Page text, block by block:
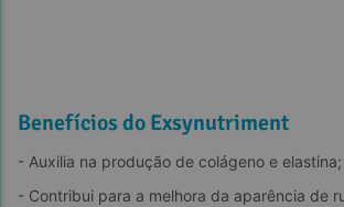
Benefícios do Exsynutriment
- Auxilia na produção de colágeno e elastina;
- Contribui para a melhora da aparência de